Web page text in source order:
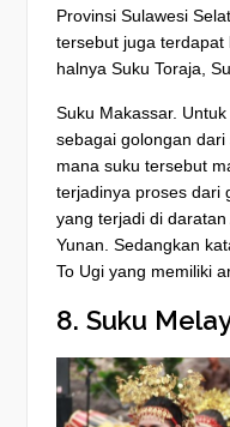
Provinsi Sulawesi
tersebut juga
halnya Suku Toraja,
Suku Makassar.
sebagai golongan
mana suku tersebut
terjadinya proses dari
yang terjadi di
Yunan. Sedangkan
To Ugi yang memiliki
8. Suku